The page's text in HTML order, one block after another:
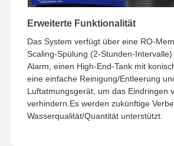
Erweiterte Funktionalität
Das System verfügt über eine RO-
Scaling-Spülung (2-Stunden-
Alarm, einen High-End-Tank mit
eine einfache Reinigung/Entleerung
Luftatmungsgerät, um das Eindringen
verhindern.Es werden zukünftige
Wasserqualität/Quantität unterstützt.